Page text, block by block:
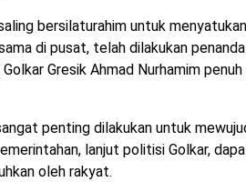
bersilaturahim untuk
di pusat, telah dilakukan
Gresik Ahmad Nurhamim
penting dilakukan untuk
lanjut politisi Golkar,
oleh rakyat.